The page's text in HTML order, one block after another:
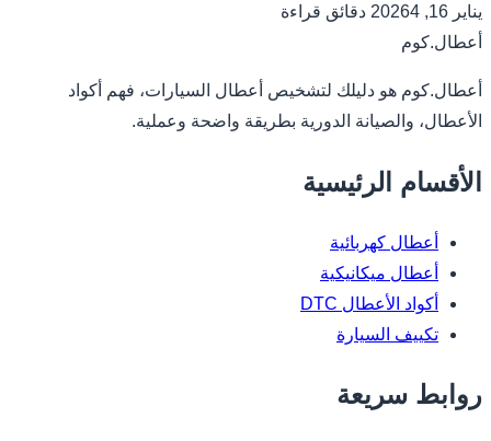
يناير 16, 2026
4 دقائق قراءة
أعطال.كوم
أعطال.كوم هو دليلك لتشخيص أعطال السيارات، فهم أكواد
الأعطال، والصيانة الدورية بطريقة واضحة وعملية.
الأقسام الرئيسية
أعطال كهربائية
أعطال ميكانيكية
أكواد الأعطال DTC
تكييف السيارة
روابط سريعة